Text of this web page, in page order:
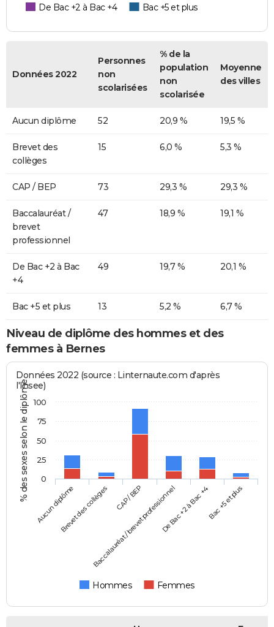
De Bac +2 à Bac +4
Bac +5 et plus
Données 2022
Personnes
non
scolarisées
% de la
population
non
scolarisée
Moyenne
des villes
Aucun diplôme 52 20,9 % 19,5 %
Brevet des
collèges
15 6,0 % 5,3 %
CAP / BEP 73 29,3 % 29,3 %
Baccalauréat /
brevet
professionnel
47 18,9 % 19,1 %
De Bac +2 à Bac
+4
49 19,7 % 20,1 %
Bac +5 et plus 13 5,2 % 6,7 %
Niveau de diplôme des hommes et des
femmes à Bernes
% des sexes selon le diplôme
Données 2022 (source : Linternaute.com d'après
l'Insee)
Hommes Femmes
Aucun diplômeBrevet des collèges CAP / BEP
Baccalauréat / brevet professionnelDe Bac +2 à Bac +4Bac +5 et plus
0
25
50
75
100